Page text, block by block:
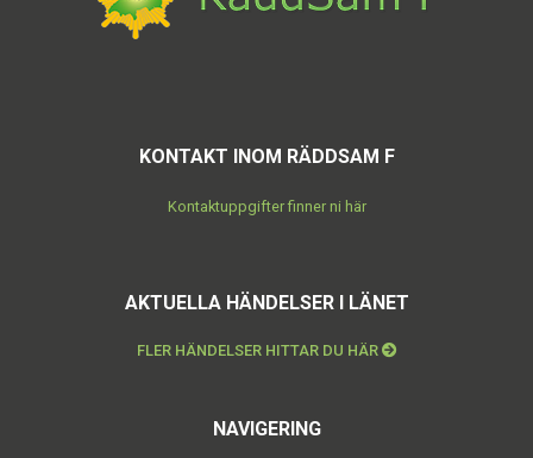
KONTAKT INOM RÄDDSAM F
Kontaktuppgifter finner ni här
AKTUELLA HÄNDELSER I LÄNET
FLER HÄNDELSER HITTAR DU HÄR
NAVIGERING